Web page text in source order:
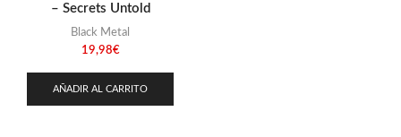
– Secrets Untold
Black Metal
19,98€
AÑADIR AL CARRITO